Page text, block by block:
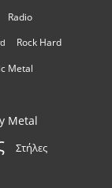
Radio
Rock Hard
Metal
Metal
Στήλες